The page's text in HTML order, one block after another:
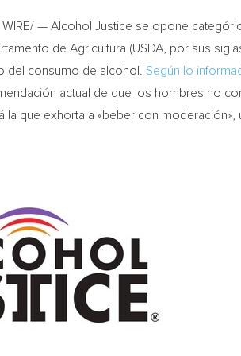
WIRE/ — Alcohol Justice se opone
de Agricultura (USDA, por sus
del consumo de alcohol. Según lo
actual de que los hombres no
que exhorta a «beber con